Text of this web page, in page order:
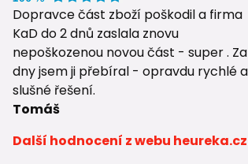
Dopravce část zboží poškodil a firma
KaD do 2 dnů zaslala znovu
nepoškozenou novou část - super .
dny jsem ji přebíral - opravdu rychlé a
slušné řešení.
Tomáš
Další hodnocení z webu heureka.cz